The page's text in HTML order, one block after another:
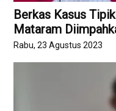
Berkas Kasus
Mataram
Rabu, 23 Agustus 2023